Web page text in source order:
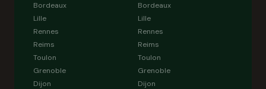
Bordeaux
Lille
Rennes
Reims
Toulon
Grenoble
Dijon
Bordeaux
Lille
Rennes
Reims
Toulon
Grenoble
Dijon